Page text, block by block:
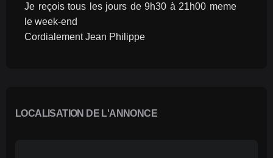
Je reçois tous les jours de 9h30 à 21h00 meme
le week-end
Cordialement Jean Philippe
LOCALISATION DE L'ANNONCE